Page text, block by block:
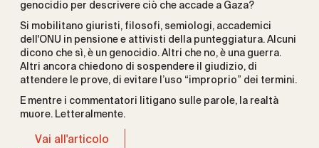
genocidio per descrivere ciò che accade a Gaza?
Si mobilitano giuristi, filosofi, semiologi, accademici
dell'ONU in pensione e attivisti della punteggiatura. Alcuni
dicono che sì, è un genocidio. Altri che no, è una guerra.
Altri ancora chiedono di sospendere il giudizio, di
attendere le prove, di evitare l’uso “improprio” dei termini.
E mentre i commentatori litigano sulle parole, la realtà
muore. Letteralmente.
Vai all'articolo